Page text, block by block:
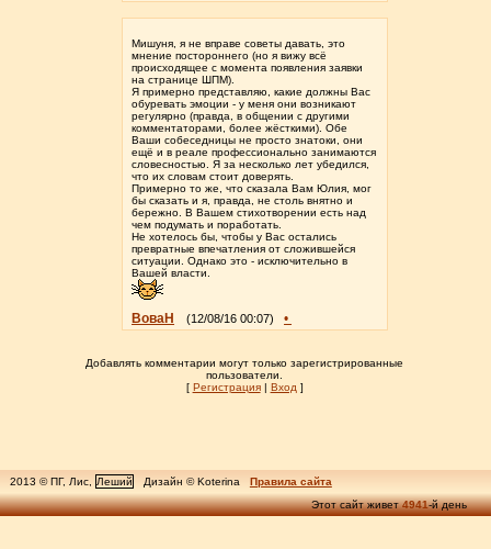
Мишуня, я не вправе советы давать, это
мнение постороннего (но я вижу всё
происходящее с момента появления заявки
на странице ШПМ).
Я примерно представляю, какие должны Вас
обуревать эмоции - у меня они возникают
регулярно (правда, в общении с другими
комментаторами, более жёсткими). Обе
Ваши собеседницы не просто знатоки, они
ещё и в реале профессионально занимаются
словесностью. Я за несколько лет убедился,
что их словам стоит доверять.
Примерно то же, что сказала Вам Юлия, мог
бы сказать и я, правда, не столь внятно и
бережно. В Вашем стихотворении есть над
чем подумать и поработать.
Не хотелось бы, чтобы у Вас остались
превратные впечатления от сложившейся
ситуации. Однако это - исключительно в
Вашей власти.
ВоваН (12/08/16 00:07) •
Добавлять комментарии могут только зарегистрированные
пользователи.
[ Регистрация| Вход ]
2013 © ПГ, Лис, Леший Дизайн © Koterina
Правила сайта
Этот сайт живет4941-й день